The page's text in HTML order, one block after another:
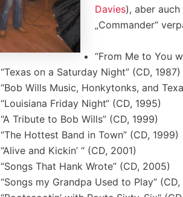
Davies), aber
„Commander“
“From Me to You
“Texas on a Saturday Night” (CD, 1987)
“Bob Wills Music, Honkytonks, and
“Louisiana Friday Night“ (CD, 1995)
“A Tribute to Bob Wills” (CD, 1999)
“The Hottest Band in Town” (CD, 1999)
“Alive and Kickin’ “ (CD, 2001)
“Songs That Hank Wrote” (CD, 2005)
“Songs my Grandpa Used to Play“